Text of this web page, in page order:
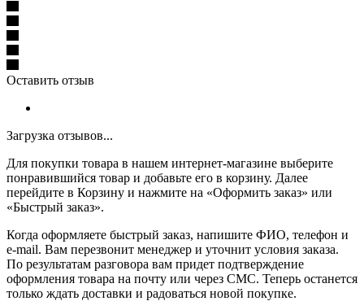
Оставить отзыв
Загрузка отзывов...
Для покупки товара в нашем интернет-магазине выберите
понравившийся товар и добавьте его в корзину. Далее
перейдите в Корзину и нажмите на «Оформить заказ» или
«Быстрый заказ».
Когда оформляете быстрый заказ, напишите ФИО, телефон и
e-mail. Вам перезвонит менеджер и уточнит условия заказа.
По результатам разговора вам придет подтверждение
оформления товара на почту или через СМС. Теперь останется
только ждать доставки и радоваться новой покупке.